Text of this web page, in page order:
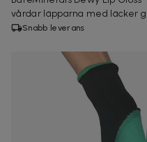
vårdar läpparna med läcker
Snabb leverans